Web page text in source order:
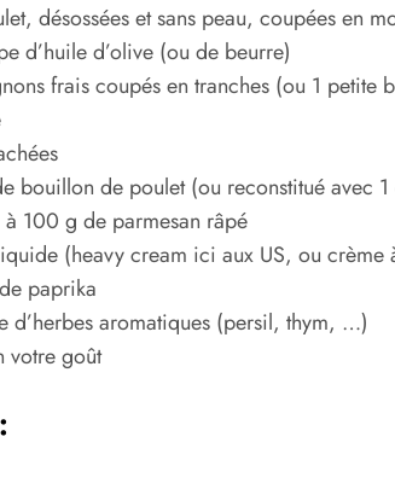
désossées et sans peau, coupées en
d’huile d’olive (ou de beurre)
frais coupés en tranches (ou 1 petite
bouillon de poulet (ou reconstitué avec
100 g de parmesan râpé
(heavy cream ici aux US, ou crème
paprika
d’herbes aromatiques (persil, thym, …)
votre goût